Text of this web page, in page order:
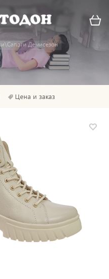
Демисезон
Цена и заказ